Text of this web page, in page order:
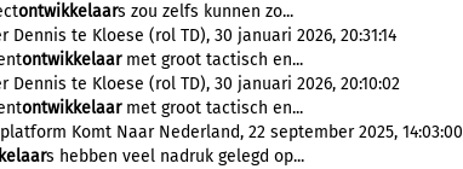
ontwikkelaars zou zelfs kunnen zo...
te Kloese (rol TD), 30 januari 2026, 20:31:14
ontwikkelaarmet groot tactisch en...
Dennis te Kloese (rol TD), 30 januari 2026, 20:10:02
ontwikkelaarmet groot tactisch en...
Komt Naar Nederland, 22 september 2025, 14:03:00
s hebben veel nadruk gelegd op...